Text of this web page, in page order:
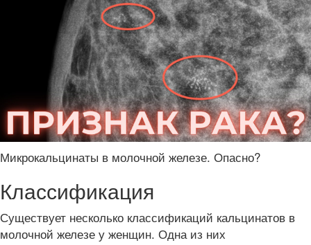
Микрокальцинаты в молочной железе. Опасно?
Классификация
Существует несколько классификаций кальцинатов в
молочной железе у женщин. Одна из них